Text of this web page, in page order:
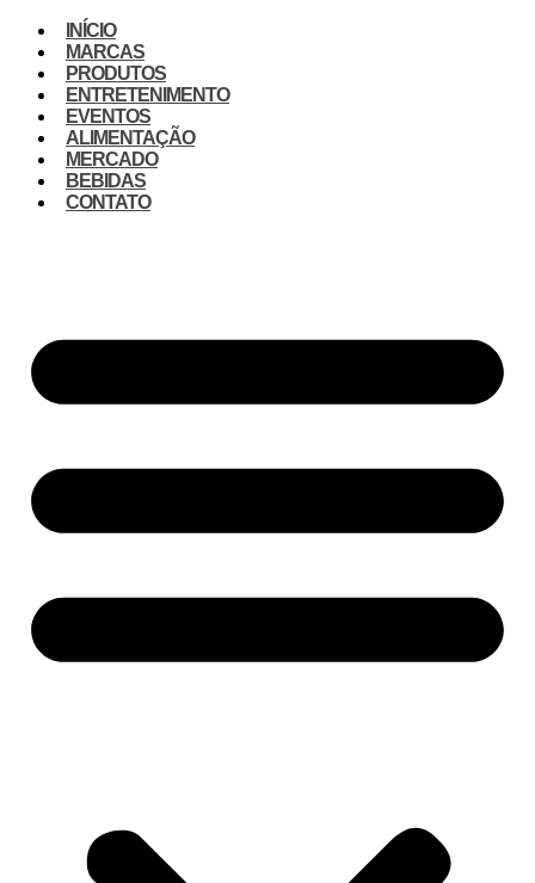
INÍCIO
MARCAS
PRODUTOS
ENTRETENIMENTO
EVENTOS
ALIMENTAÇÃO
MERCADO
BEBIDAS
CONTATO